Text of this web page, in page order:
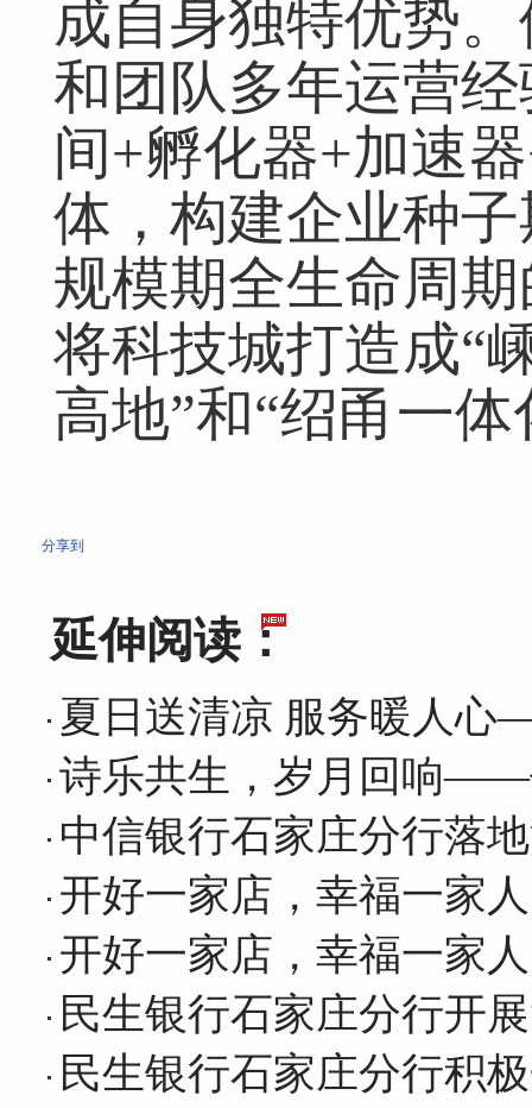
成自身独特优势
和团队多年运营
间+孵化器+加速
体，构建企业种
规模期全生命周
将科技城打造成“
高地”和“绍甬一
分享到
延伸阅读：
夏日送清凉 服务暖人
诗乐共生，岁月回响——
中信银行石家庄分行落
开好一家店，幸福一家
开好一家店，幸福一家
民生银行石家庄分行开
民生银行石家庄分行积